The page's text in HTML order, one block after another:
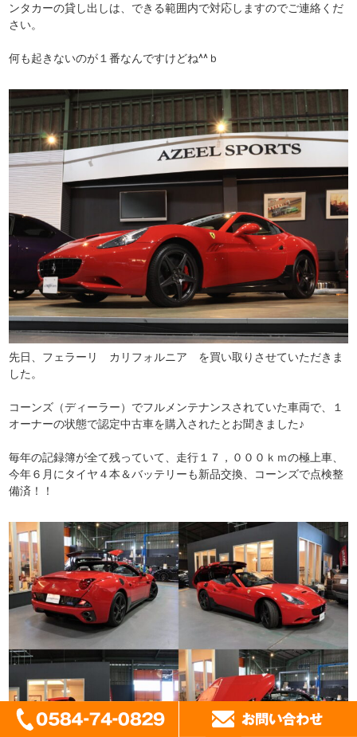
ンタカーの貸し出しは、できる範囲内で対応しますのでご連絡くだ
さい。
何も起きないのが１番なんですけどね^^ｂ
先日、フェラーリ カリフォルニア を買い取りさせていただきま
した。
コーンズ（ディーラー）でフルメンテナンスされていた車両で、１
オーナーの状態で認定中古車を購入されたとお聞きました♪
毎年の記録簿が全て残っていて、走行１７，０００ｋｍの極上車、
今年６月にタイヤ４本＆バッテリーも新品交換、コーンズで点検整
備済！！